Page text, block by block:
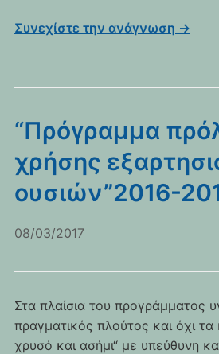
Συνεχίστε την ανάγνωση →
“Πρόγραμμα
χρήσης
ουσιών”2016-
08/03/2017
Στα πλαίσια του προγράμματος
πραγματικός πλούτος και όχι
χρυσό και ασήμι“ με υπεύθυνη